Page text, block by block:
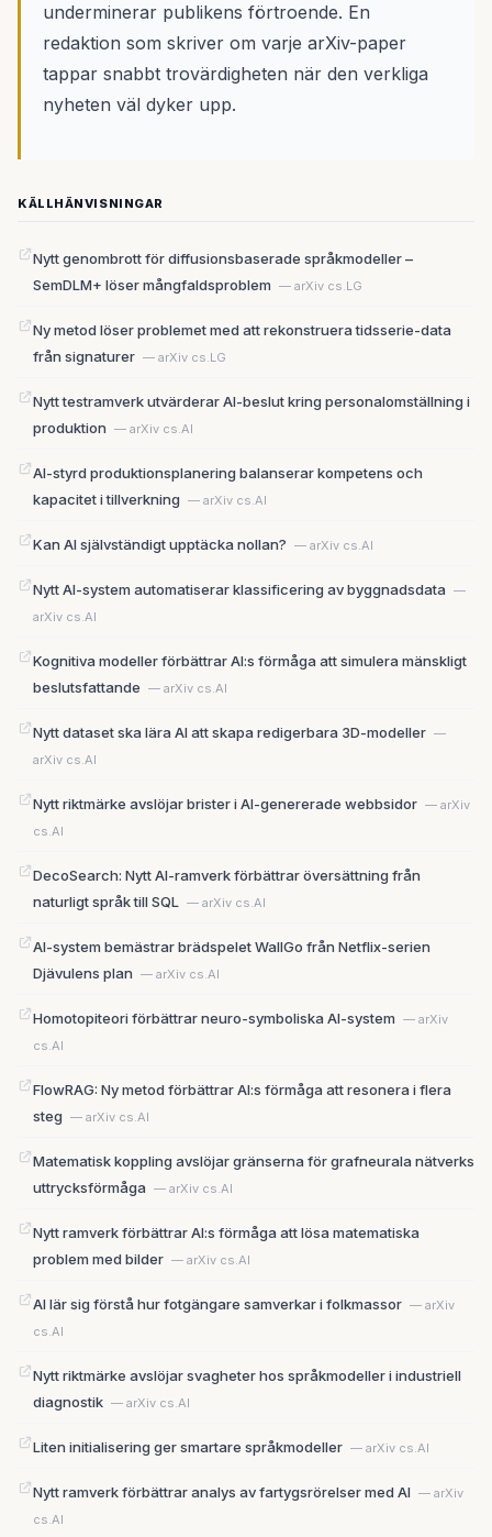
underminerar publikens förtroende. En
redaktion som skriver om varje arXiv-paper
tappar snabbt trovärdigheten när den verkliga
nyheten väl dyker upp.
KÄLLHÄNVISNINGAR
Nytt genombrott för diffusionsbaserade språkmodeller –
SemDLM+ löser mångfaldsproblem — arXiv cs.LG
Ny metod löser problemet med att rekonstruera tidsserie-data
från signaturer — arXiv cs.LG
Nytt testramverk utvärderar AI-beslut kring personalomställning i
produktion — arXiv cs.AI
AI-styrd produktionsplanering balanserar kompetens och
kapacitet i tillverkning — arXiv cs.AI
Kan AI självständigt upptäcka nollan? — arXiv cs.AI
Nytt AI-system automatiserar klassificering av byggnadsdata —
arXiv cs.AI
Kognitiva modeller förbättrar AI:s förmåga att simulera mänskligt
beslutsfattande — arXiv cs.AI
Nytt dataset ska lära AI att skapa redigerbara 3D-modeller —
arXiv cs.AI
Nytt riktmärke avslöjar brister i AI-genererade webbsidor — arXiv
cs.AI
DecoSearch: Nytt AI-ramverk förbättrar översättning från
naturligt språk till SQL — arXiv cs.AI
AI-system bemästrar brädspelet WallGo från Netflix-serien
Djävulens plan — arXiv cs.AI
Homotopiteori förbättrar neuro-symboliska AI-system — arXiv
cs.AI
FlowRAG: Ny metod förbättrar AI:s förmåga att resonera i flera
steg — arXiv cs.AI
Matematisk koppling avslöjar gränserna för grafneurala nätverks
uttrycksförmåga — arXiv cs.AI
Nytt ramverk förbättrar AI:s förmåga att lösa matematiska
problem med bilder — arXiv cs.AI
AI lär sig förstå hur fotgängare samverkar i folkmassor — arXiv
cs.AI
Nytt riktmärke avslöjar svagheter hos språkmodeller i industriell
diagnostik — arXiv cs.AI
Liten initialisering ger smartare språkmodeller — arXiv cs.AI
Nytt ramverk förbättrar analys av fartygsrörelser med AI — arXiv
cs.AI